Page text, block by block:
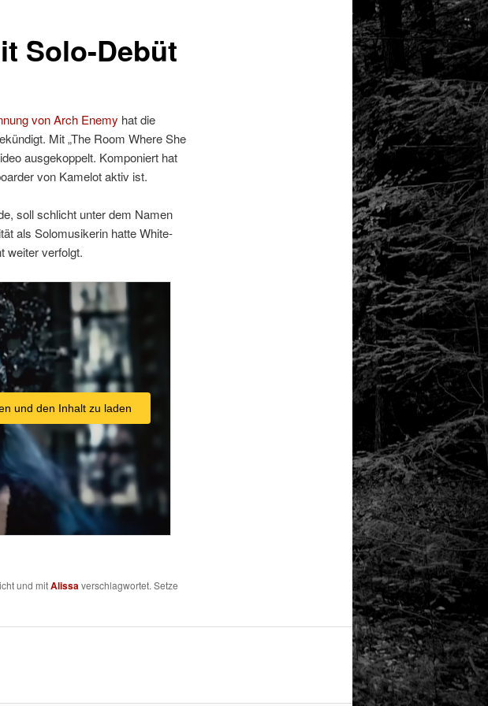
Solo-Debüt
von Arch Enemy hat die
Mit „The Room Where She
ausgekoppelt. Komponiert hat
von Kamelot aktiv ist.
soll schlicht unter dem Namen
als Solomusikerin hatte White-
weiter verfolgt.
und den Inhalt zu laden
und mitAlissaverschlagwortet. Setze